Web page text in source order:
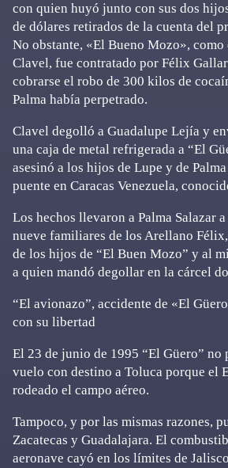
con quien huyó junto con sus dos
de dólares retirados de la cuenta del
No obstante, «El Bueno Mozo»,
Clavel, fue contratado por Félix
cobrarse el robo de 300 kilos de
Palma había perpetrado.
Clavel degolló a Guadalupe Lejía y
una caja de metal refrigerada a “El
asesinó a los hijos de Lupe y de
puente en Caracas Venezuela,
Los hechos llevaron a Palma Salazar
nueve familiares de los Arellano
de los hijos de “El Buen Mozo” y al
a quien mandó degollar en la cárcel
“El avionazo”, accidente de «El
con su libertad
El 23 de junio de 1995 “El Güero” no
vuelo con destino a Toluca porque el
rodeado el campo aéreo.
Tampoco, y por las mismas razones,
Zacatecas y Guadalajara. El
aeronave cayó en los límites de